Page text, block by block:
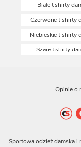
Białe t shirty
Czerwone t shirty
Niebieskie t shirty
Szare t shirty
Opinie o
Sportowa odzież damska i